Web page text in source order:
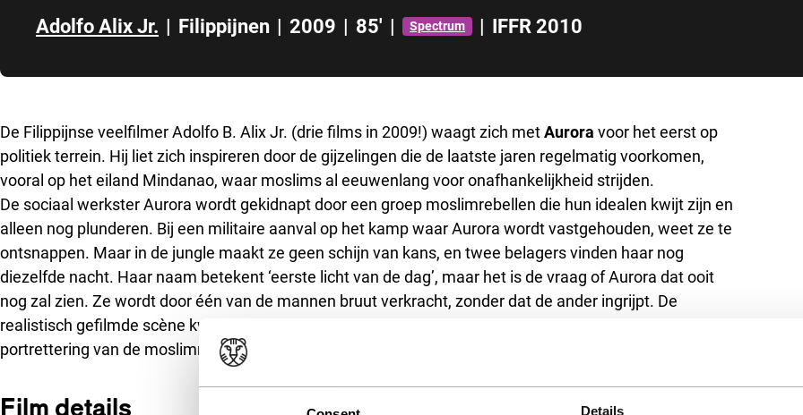
Details
Adolfo Alix Jr. | Filippijnen | 2009 | 85' | Spectrum | IFFR 2010
De Filippijnse veelfilmer Adolfo B. Alix Jr. (drie films in 2009!) waagt zich metAurora voor het eerst op
politiek terrein. Hij liet zich inspireren door de gijzelingen die de laatste jaren regelmatig voorkomen,
vooral op het eiland Mindanao, waar moslims al eeuwenlang voor onafhankelijkheid strijden.
De sociaal werkster Aurora wordt gekidnapt door een groep moslimrebellen die hun idealen kwijt zijn en
alleen nog plunderen. Bij een militaire aanval op het kamp waar Aurora wordt vastgehouden, weet ze te
ontsnappen. Maar in de jungle maakt ze geen schijn van kans, en twee belagers vinden haar nog
diezelfde nacht. Haar naam betekent ‘eerste licht van de dag’, maar het is de vraag of Aurora dat ooit
nog zal zien. Ze wordt door één van de mannen bruut verkracht, zonder dat de ander ingrijpt. De
realistisch gefilmde scène kwam in eigen land niet door de filmkeuring. Controverse over de
portrettering van de moslimrebellen bleef echter uit.
Film details